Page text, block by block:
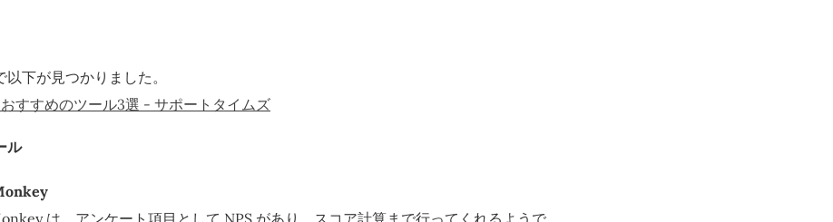
下が見つかりました。
すすめのツール3選 - サポートタイムズ
ル